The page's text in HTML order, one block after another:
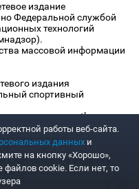
издание
Федеральной службой
технологий
массовой информации
издания
спортивный
«www.sportbox.ru»:
издания
СМИ сетевого издания
работы веб-сайта.
данных и
на кнопку «Хорошо»,
cookie. Если нет, то